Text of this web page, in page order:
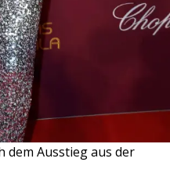
dem Ausstieg aus der